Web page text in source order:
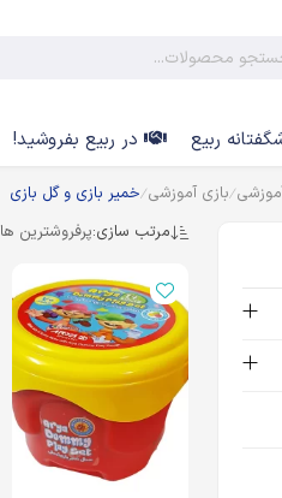
ربیع در ربیع بفروشید!
بازی آموزشی خمیر بازی و گل بازی
مرتب سازی:پرفروشترین ها